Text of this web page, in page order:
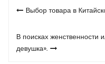
записям
Выбор товара в
В поисках женственности
девушка».